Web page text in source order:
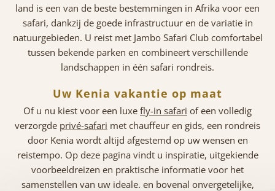
land is een van de beste bestemmingen in Afrika voor een
safari, dankzij de goede infrastructuur en de variatie in
natuurgebieden. U reist met Jambo Safari Club comfortabel
tussen bekende parken en combineert verschillende
landschappen in één safari rondreis.
Uw Kenia vakantie op maat
Of u nu kiest voor een luxe fly-in safari of een volledig
verzorgde privé-safari met chauffeur en gids, een rondreis
door Kenia wordt altijd afgestemd op uw wensen en
reistempo. Op deze pagina vindt u inspiratie, uitgekiende
voorbeeldreizen en praktische informatie voor het
samenstellen van uw ideale. en bovenal onvergetelijke,